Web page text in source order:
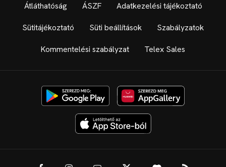
Átláthatóság ÁSZF Adatkezelési tájékoztató
Sütitájékoztató Süti beállítások Szabályzatok
Kommentelési szabályzat Telex Sales